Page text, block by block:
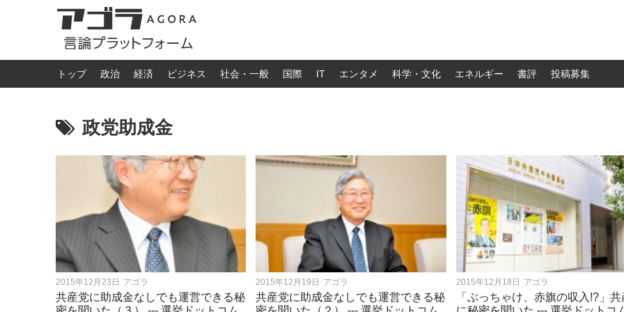
トップ 政治 経済 ビジネス 社会・一般 国際 IT エンタメ 科学・文化 エネルギー 書評 投稿募集
政党助成金
2015年12月23日 アゴラ
共産党に助成金なしでも運営できる秘
2015年12月19日 アゴラ
共産党に助成金なしでも運営できる秘
2015年12月18日 アゴラ
「ぶっちゃけ、赤旗の収入!?」